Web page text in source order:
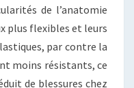
de l’anatomie
plus flexibles et leurs
par contre la
moins résistants, ce
de blessures chez